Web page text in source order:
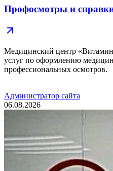
Профосмотры и
Медицинский центр
услуг по оформлению
профессиональных осмотров.
Администратор сайта
06.08.2026